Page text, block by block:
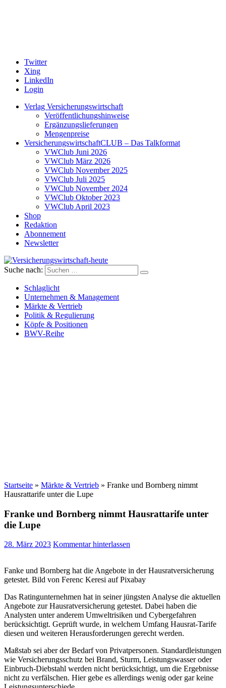
Twitter
Xing
LinkedIn
Login
Verlag Versicherungswirtschaft
Veröffentlichungshinweise
Ergänzungslieferungen
Mengenpreise
VersicherungswirtschaftCLUB – Das Talkformat
VWClub Juni 2026
VWClub März 2026
VWClub November 2025
VWClub Juli 2025
VWClub November 2024
VWClub Oktober 2023
VWClub April 2023
Shop
Redaktion
Abonnement
Newsletter
Versicherungswirtschaft-heute
Suche nach:
Schlaglicht
Unternehmen & Management
Märkte & Vertrieb
Politik & Regulierung
Köpfe & Positionen
BWV-Reihe
Startseite » Märkte & Vertrieb » Franke und Bornberg nimmt
Hausrattarife unter die Lupe
Franke und Bornberg nimmt Hausrattarife unter
die Lupe
28. März 2023 Kommentar hinterlassen
Fanke und Bornberg hat die Angebote in der Hausratversicherung
getestet. Bild von Ferenc Keresi auf Pixabay
Das Ratingunternehmen hat in seiner jüngsten Analyse die aktuellen
Angebote zur Hausratversicherung getestet. Dabei haben die
Analysten unter anderem Umweltrisiken und Cybergefahren
berücksichtigt. Geprüft wurde, in welchem Umfang Hausrat-Tarife
diesen und weiteren Herausforderungen gerecht werden.
Maßstab sei aber der Bedarf von Privatpersonen. Standardleistungen
wie Versicherungsschutz bei Brand, Sturm, Leistungswasser oder
Einbruch-Diebstahl werden nicht berücksichtigt, um die Ergebnisse
nicht zu verfälschen. Hier gebe es allerdings wenig oder gar keine